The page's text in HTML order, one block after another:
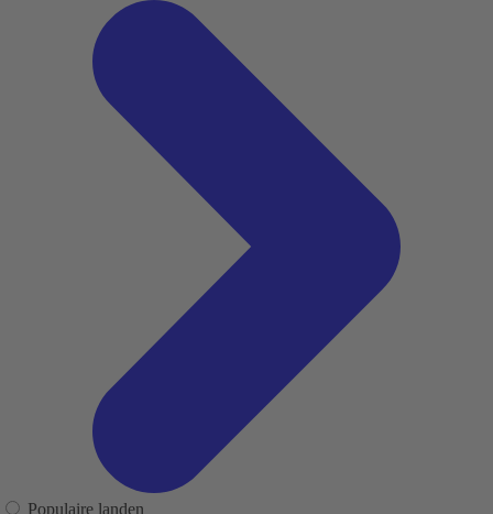
Populaire landen